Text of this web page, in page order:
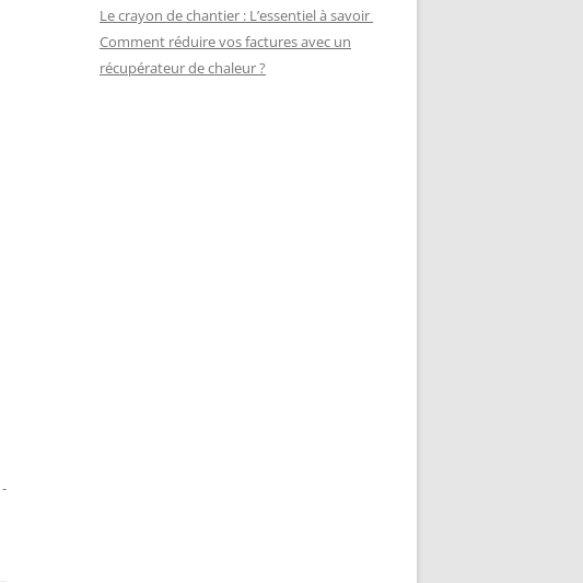
-
Le crayon de chantier : L’essentiel à savoir
Comment réduire vos factures avec un
récupérateur de chaleur ?